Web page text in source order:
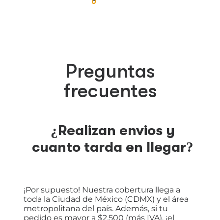
Preguntas
frecuentes
¿Realizan envios y
cuanto tarda en llegar?
¡Por supuesto! Nuestra cobertura llega a
toda la Ciudad de México (CDMX) y el área
metropolitana del país. Además, si tu
pedido es mayor a $2,500 (más IVA), ¡el